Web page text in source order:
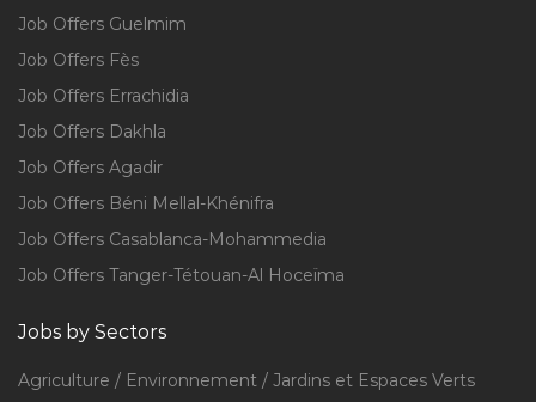
Job Offers Guelmim
Job Offers Fès
Job Offers Errachidia
Job Offers Dakhla
Job Offers Agadir
Job Offers Béni Mellal-Khénifra
Job Offers Casablanca-Mohammedia
Job Offers Tanger-Tétouan-Al Hoceïma
Jobs by Sectors
Agriculture / Environnement / Jardins et Espaces Verts